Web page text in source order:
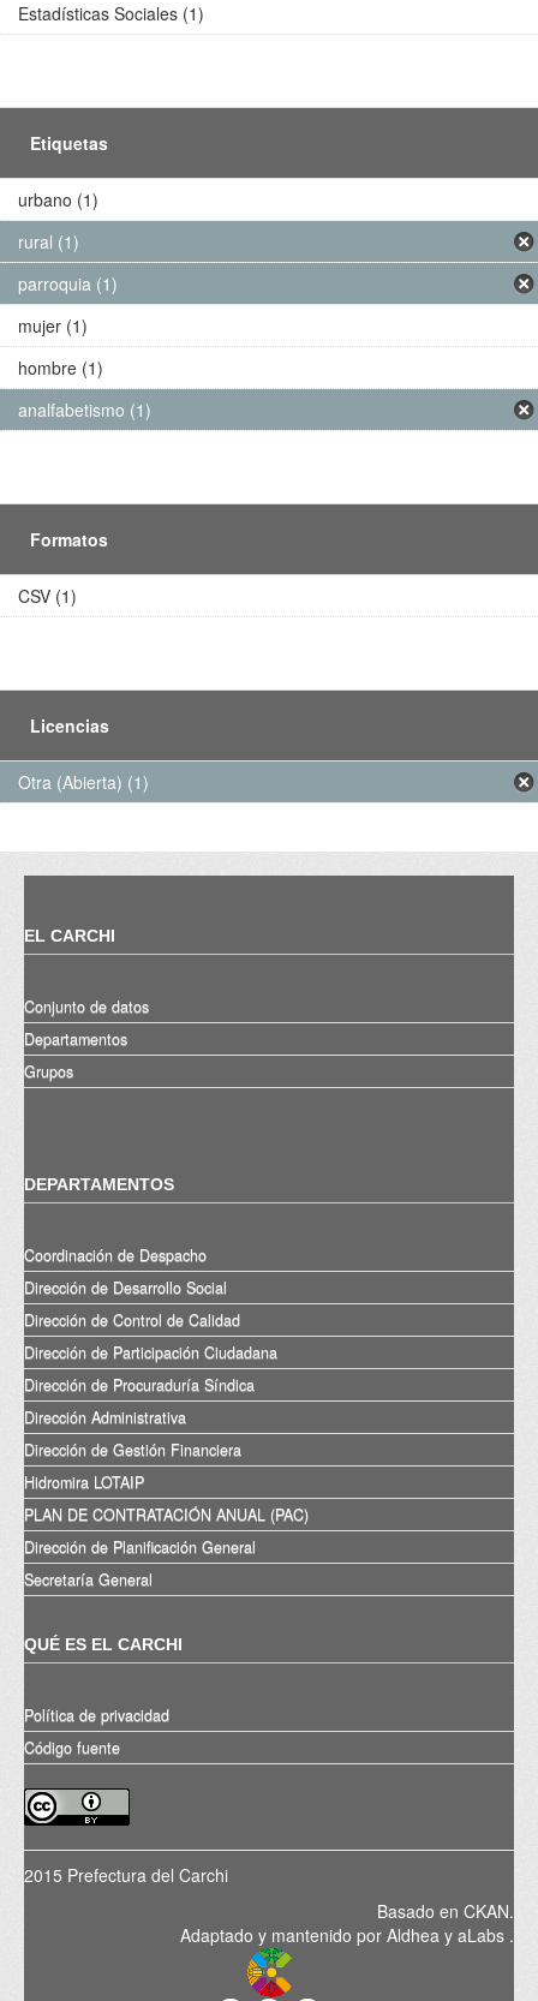
Estadísticas Sociales (1)
Etiquetas
urbano (1)
rural (1)
parroquia (1)
mujer (1)
hombre (1)
analfabetismo (1)
Formatos
CSV (1)
Licencias
Otra (Abierta) (1)
EL CARCHI
Conjunto de datos
Departamentos
Grupos
DEPARTAMENTOS
Coordinación de Despacho
Dirección de Desarrollo Social
Dirección de Control de Calidad
Dirección de Participación Ciudadana
Dirección de Procuraduría Síndica
Dirección Administrativa
Dirección de Gestión Financiera
Hidromira LOTAIP
PLAN DE CONTRATACIÓN ANUAL (PAC)
Dirección de Planificación General
Secretaría General
QUÉ ES EL CARCHI
Política de privacidad
Código fuente
2015 Prefectura del Carchi
Basado en CKAN.
Adaptado y mantenido por Aldhea y aLabs .